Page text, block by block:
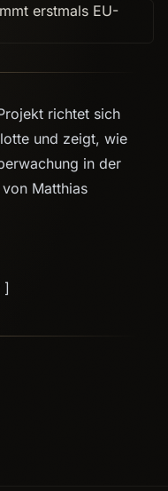
richtet sich
und zeigt, wie
in der
Matthias
]